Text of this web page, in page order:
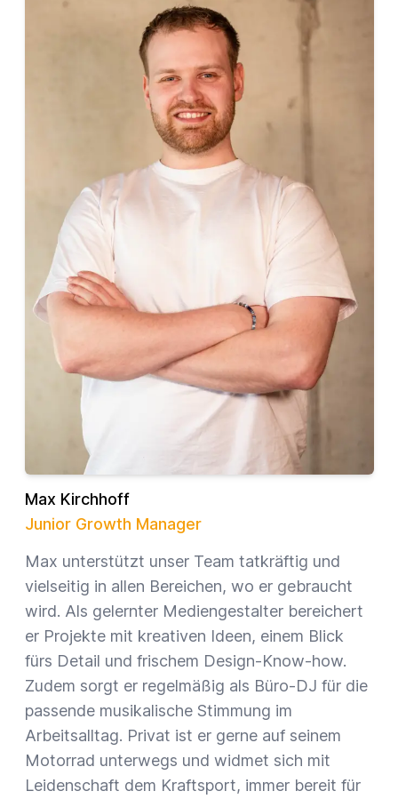
Max Kirchhoff
Junior Growth Manager
Max unterstützt unser Team tatkräftig und
vielseitig in allen Bereichen, wo er gebraucht
wird. Als gelernter Mediengestalter bereichert
er Projekte mit kreativen Ideen, einem Blick
fürs Detail und frischem Design-Know-how.
Zudem sorgt er regelmäßig als Büro-DJ für die
passende musikalische Stimmung im
Arbeitsalltag. Privat ist er gerne auf seinem
Motorrad unterwegs und widmet sich mit
Leidenschaft dem Kraftsport, immer bereit für